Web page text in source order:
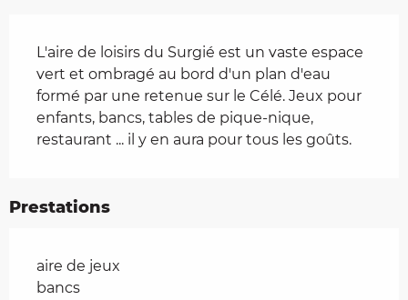
L'aire de loisirs du Surgié est un vaste espace
vert et ombragé au bord d'un plan d'eau
formé par une retenue sur le Célé. Jeux pour
enfants, bancs, tables de pique-nique,
restaurant ... il y en aura pour tous les goûts.
Prestations
aire de jeux
bancs